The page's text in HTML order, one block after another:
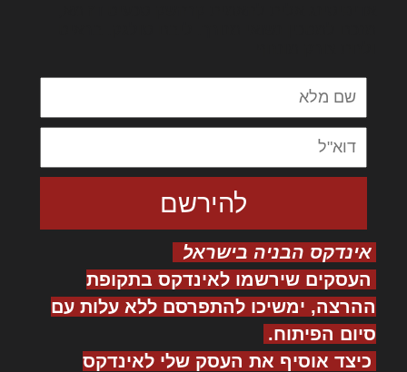
אינדקס הבניה בישראל
העסקים שירשמו לאינדקס בתקופת
ההרצה, ימשיכו להתפרסם ללא עלות עם
סיום הפיתוח.
כיצד אוסיף את העסק שלי לאינדקס